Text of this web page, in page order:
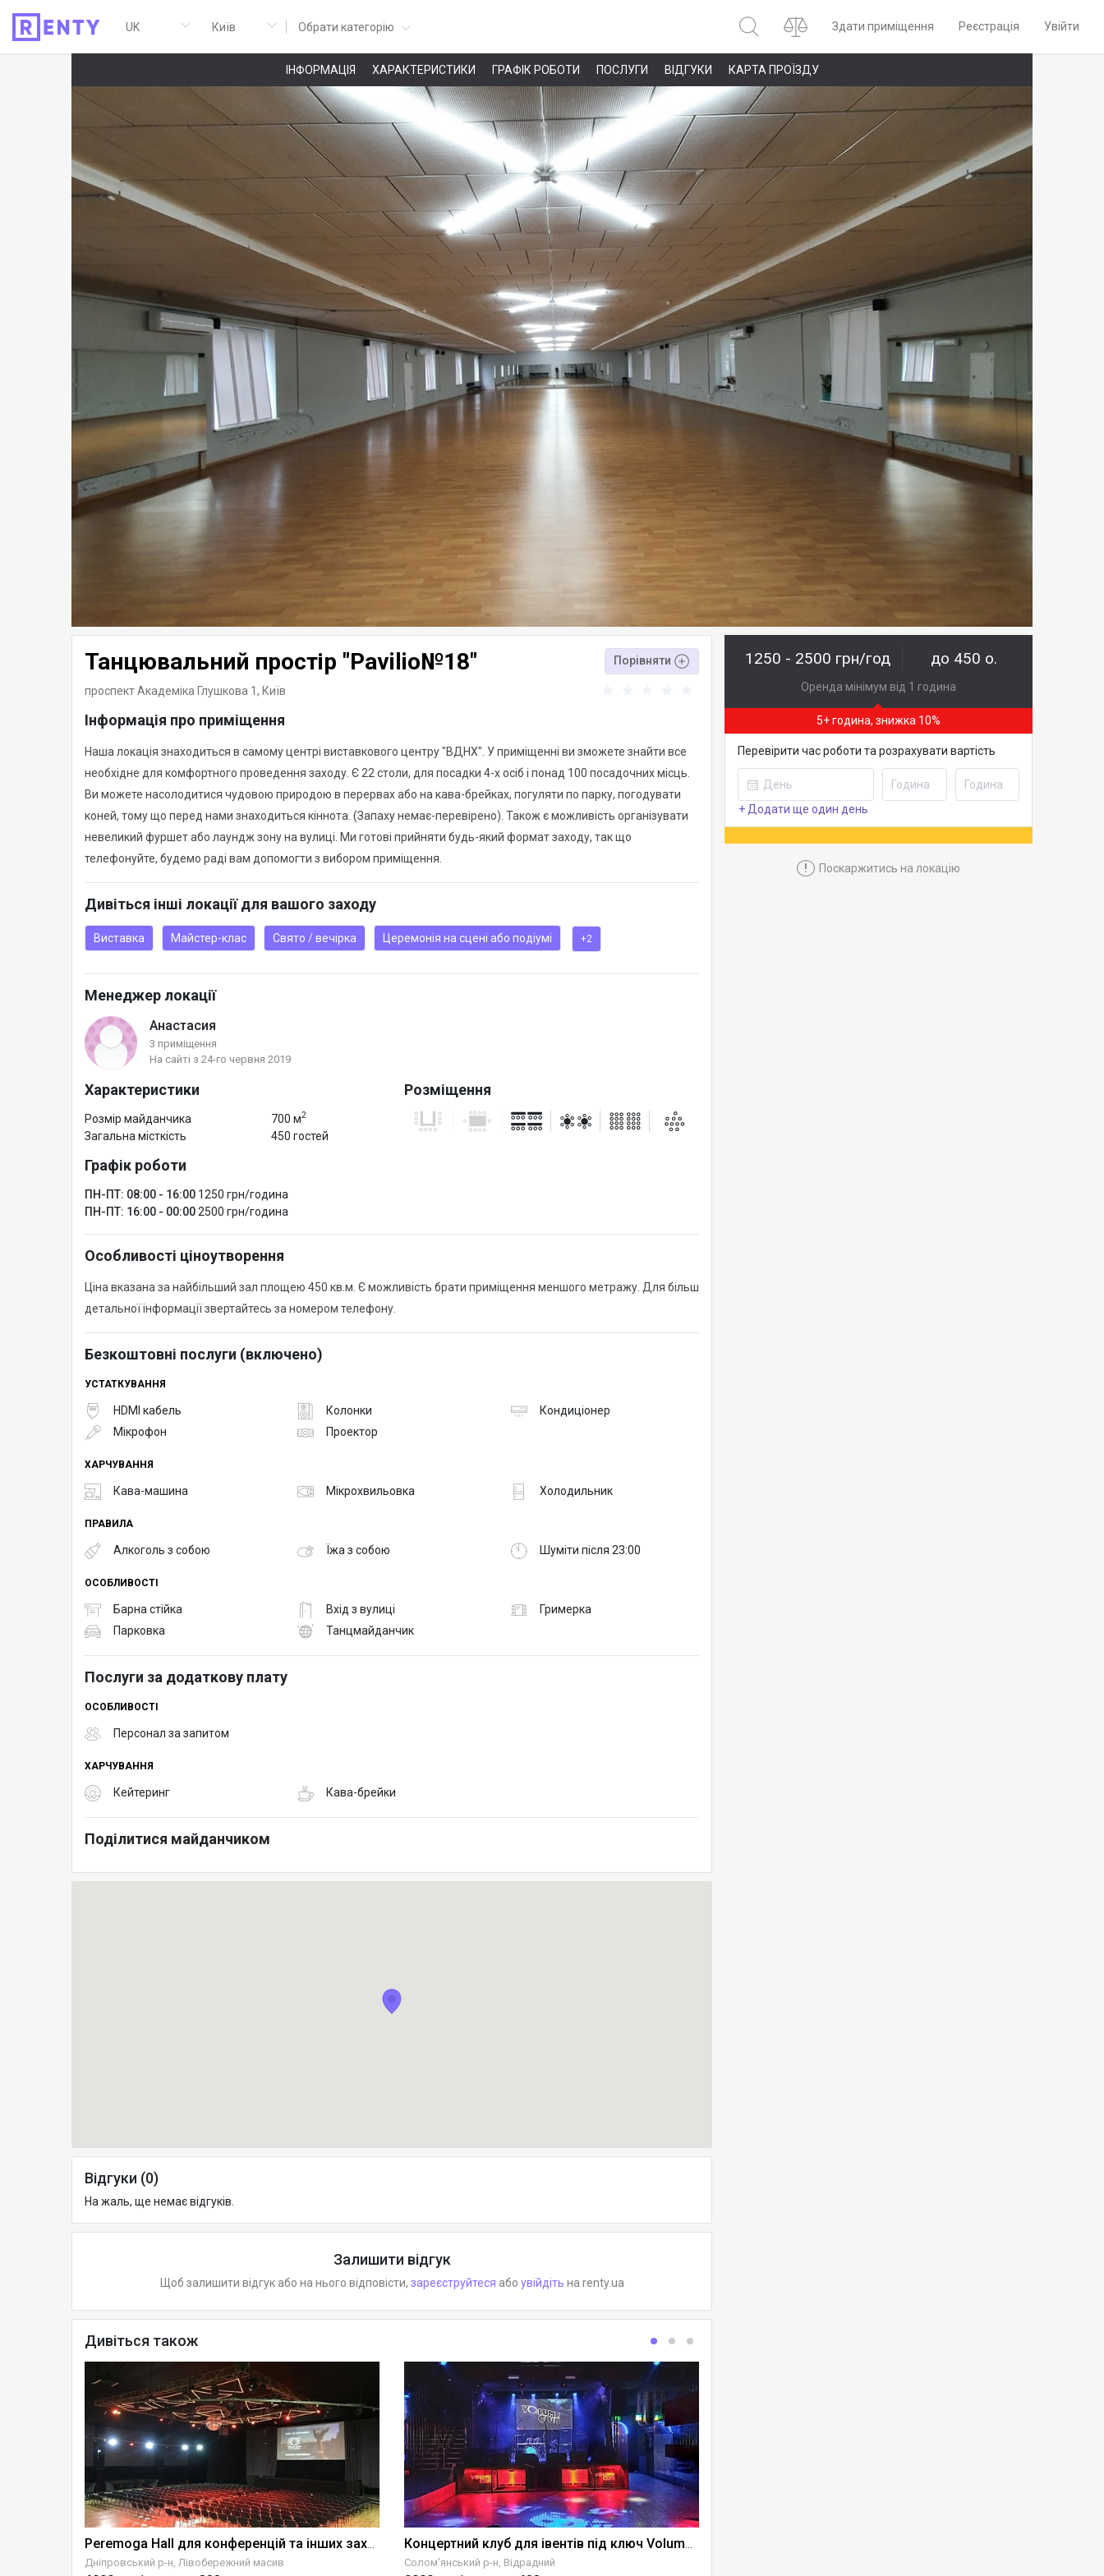
Обрати категорію Здати приміщення Реєстрація Увійти
ІНФОРМАЦІЯ ХАРАКТЕРИСТИКИ ГРАФІК РОБОТИ ПОСЛУГИ ВІДГУКИ КАРТА ПРОЇЗДУ
Танцювальний простір "Pavilio№18" Порівняти
проспект Академіка Глушкова 1, Київ
Інформація про приміщення
Наша локація знаходиться в самому центрі виставкового центру "ВДНХ". У приміщенні ви зможете знайти все
необхідне для комфортного проведення заходу. Є 22 столи, для посадки 4-х осіб і понад 100 посадочних місць.
Ви можете насолодитися чудовою природою в перервах або на кава-брейках, погуляти по парку, погодувати
коней, тому що перед нами знаходиться кіннота. (Запаху немає-перевірено). Також є можливість організувати
невеликий фуршет або лаундж зону на вулиці. Ми готові прийняти будь-який формат заходу, так що
телефонуйте, будемо раді вам допомогти з вибором приміщення.
Дивіться інші локації для вашого заходу
Виставка Майстер-клас Свято / вечірка Церемонія на сцені або подіумі +2
Менеджер локації
Анастасия
3 приміщення
На сайті з 24-го червня 2019
Характеристики
Розмір майданчика 700 м2
Загальна місткість 450 гостей
Розміщення
Графік роботи
ПН-ПТ: 08:00 - 16:00 1250 грн/година
ПН-ПТ: 16:00 - 00:002500 грн/година
Особливості ціноутворення
Ціна вказана за найбільший зал площею 450 кв.м. Є можливість брати приміщення меншого метражу. Для більш
детальної інформації звертайтесь за номером телефону.
Безкоштовні послуги (включено)
УСТАТКУВАННЯ
HDMI кабель Колонки
Кондиціонер
Мікрофон
Проектор
ХАРЧУВАННЯ
Кава-машина Мікрохвильовка Холодильник
ПРАВИЛА
Алкоголь з собою Їжа з собою Шуміти після 23:00
ОСОБЛИВОСТІ
Барна стійка Вхід з вулиці
Гримерка
Парковка
Танцмайданчик
Послуги за додаткову плату
ОСОБЛИВОСТІ
Персонал за запитом
ХАРЧУВАННЯ
Кейтеринг Кава-брейки
Поділитися майданчиком
Відгуки (0)
На жаль, ще немає відгуків.
Залишити відгук
Щоб залишити відгук або на нього відповісти, зареєструйтеся або увійдіть на renty.ua
Дивіться також
Дніпровський р-н, Лівобережний масив Солом'янський р-н, Відрадний
1250 - 2500 грн/год до 450 о.
Оренда мінімум від 1 година
5+ година, знижка 10%
Перевірити час роботи та розрахувати вартість
+ Додати ще один день
! Поскаржитись на локацію